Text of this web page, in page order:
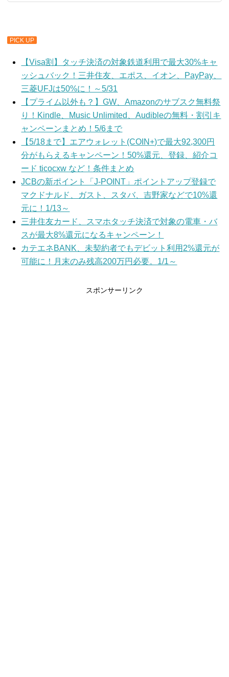
PICK UP
【Visa割】タッチ決済の対象鉄道利用で最大30%キャ
ッシュバック！三井住友、エポス、イオン、PayPay、
三菱UFJは50%に！～5/31
【プライム以外も？】GW、Amazonのサブスク無料祭
り！Kindle、Music Unlimited、Audibleの無料・割引キ
ャンペーンまとめ！5/6まで
【5/18まで】エアウォレット(COIN+)で最大92,300円
分がもらえるキャンペーン！50%還元、登録、紹介コ
ード ticocxw など！条件まとめ
JCBの新ポイント「J-POINT」ポイントアップ登録で
マクドナルド、ガスト、スタバ、吉野家などで10%還
元に！1/13～
三井住友カード、スマホタッチ決済で対象の電車・バ
スが最大8%還元になるキャンペーン！
カテエネBANK、未契約者でもデビット利用2%還元が
可能に！月末のみ残高200万円必要。1/1～
スポンサーリンク